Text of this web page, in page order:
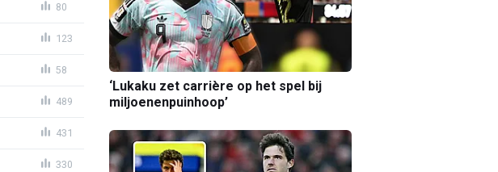
80
123
58
489
431
330
‘Lukaku zet carrière op het spel bij
miljoenenpuinhoop’